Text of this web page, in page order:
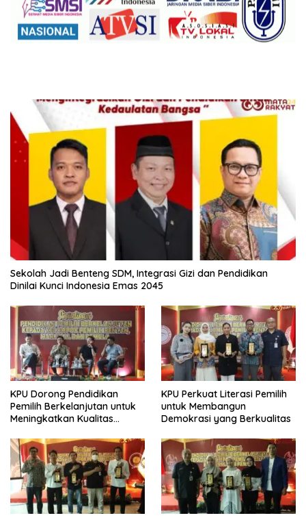
Sekolah Jadi Benteng SDM, Integrasi Gizi dan Pendidikan
Dinilai Kunci Indonesia Emas 2045
KPU Dorong Pendidikan
Pemilih Berkelanjutan untuk
Meningkatkan Kualitas
KPU Perkuat Literasi Pemilih
untuk Membangun
Demokrasi yang Berkualitas